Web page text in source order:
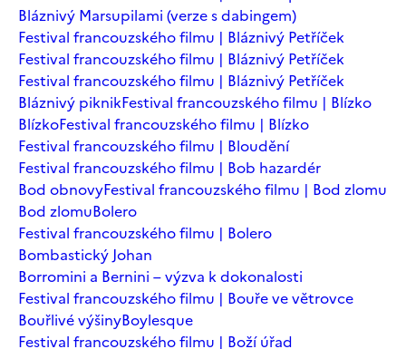
Bláznivý Marsupilami (verze s dabingem)
Festival francouzského filmu | Bláznivý Petříček
Festival francouzského filmu | Bláznivý Petříček
Festival francouzského filmu | Bláznivý Petříček
Bláznivý piknikFestival francouzského filmu | Blízko
BlízkoFestival francouzského filmu | Blízko
Festival francouzského filmu | Bloudění
Festival francouzského filmu | Bob hazardér
Bod obnovyFestival francouzského filmu | Bod zlomu
Bod zlomuBolero
Festival francouzského filmu | Bolero
Bombastický Johan
Borromini a Bernini – výzva k dokonalosti
Festival francouzského filmu | Bouře ve větrovce
Bouřlivé výšinyBoylesque
Festival francouzského filmu | Boží úřad